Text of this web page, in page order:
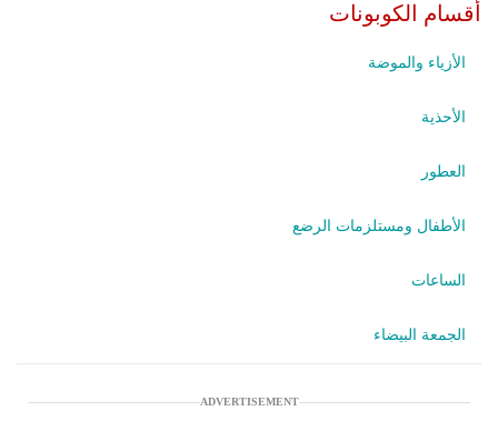
أقسام الكوبونات
الأزياء والموضة
الأحذية
العطور
الأطفال ومستلزمات الرضع
الساعات
الجمعة البيضاء
ADVERTISEMENT